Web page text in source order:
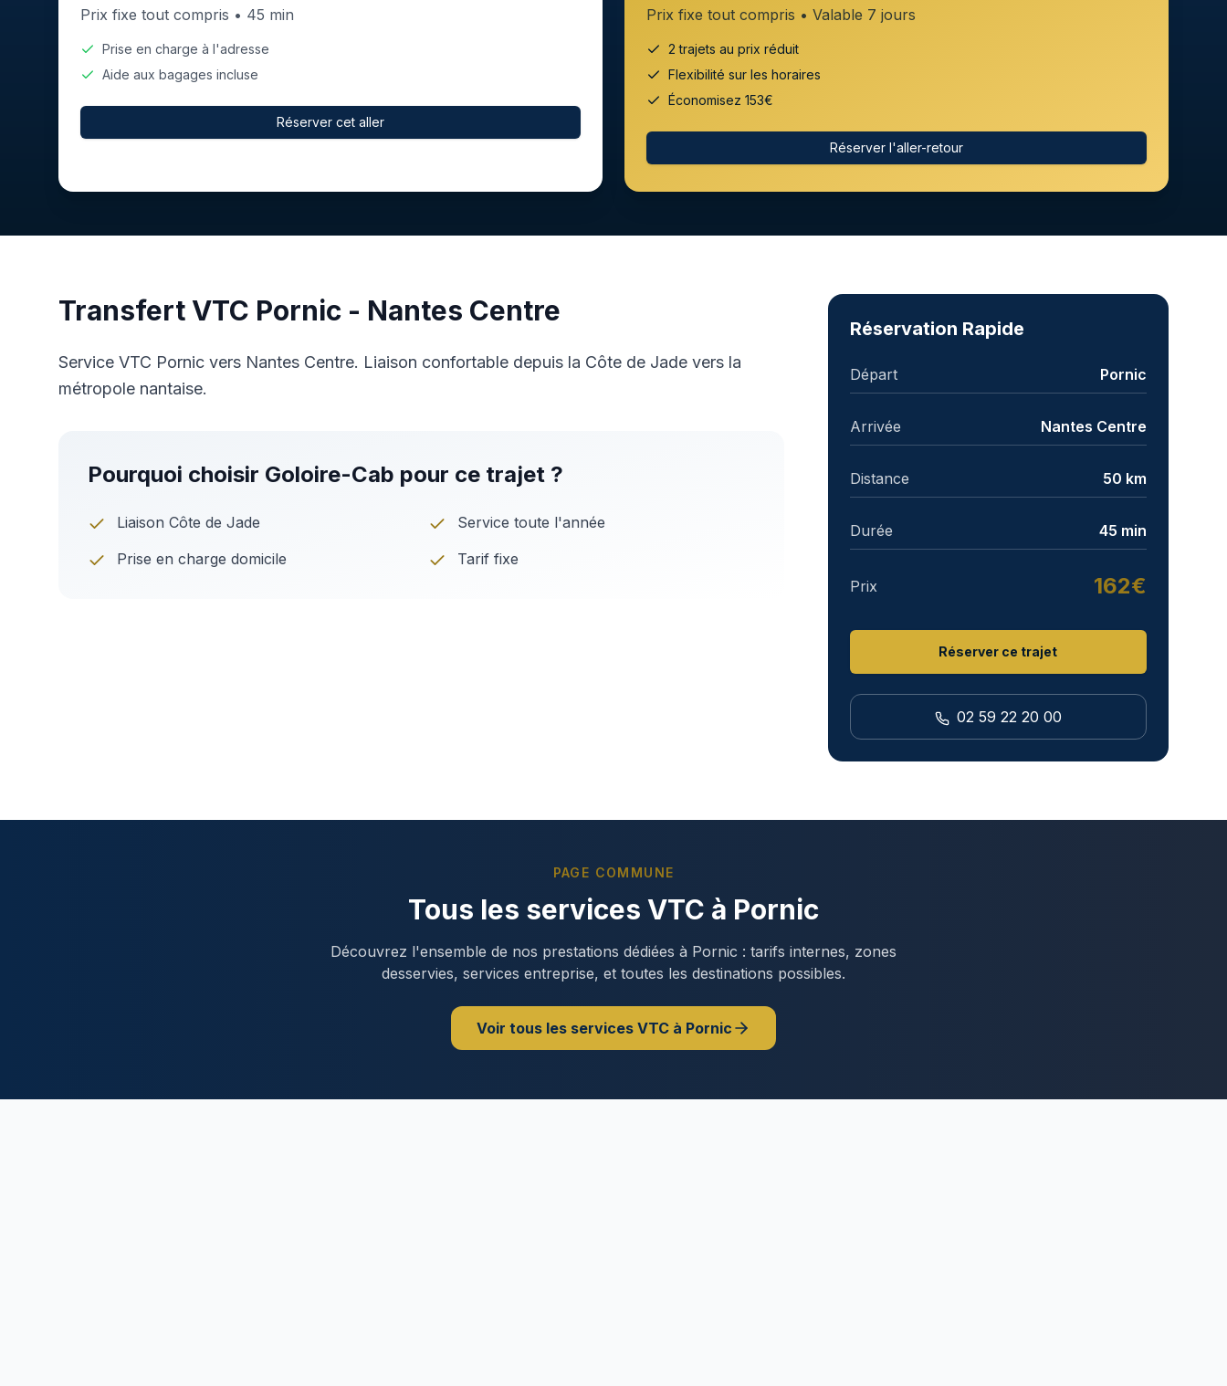
Prix fixe tout compris • 45 min
Prise en charge à l'adresse
Aide aux bagages incluse
Réserver cet aller
Prix fixe tout compris • Valable 7 jours
2 trajets au prix réduit
Flexibilité sur les horaires
Économisez 153€
Réserver l'aller-retour
Transfert VTC Pornic - Nantes Centre
Service VTC Pornic vers Nantes Centre. Liaison confortable depuis la Côte de Jade vers la
métropole nantaise.
Pourquoi choisir Goloire-Cab pour ce trajet ?
Liaison Côte de Jade
Service toute l'année
Prise en charge domicile
Tarif fixe
Réservation Rapide
Départ Pornic
Arrivée Nantes Centre
Distance 50 km
Durée 45 min
Prix 162€
Réserver ce trajet
02 59 22 20 00
PAGE COMMUNE
Tous les services VTC à Pornic
Découvrez l'ensemble de nos prestations dédiées à Pornic : tarifs internes, zones
desservies, services entreprise, et toutes les destinations possibles.
Voir tous les services VTC à Pornic